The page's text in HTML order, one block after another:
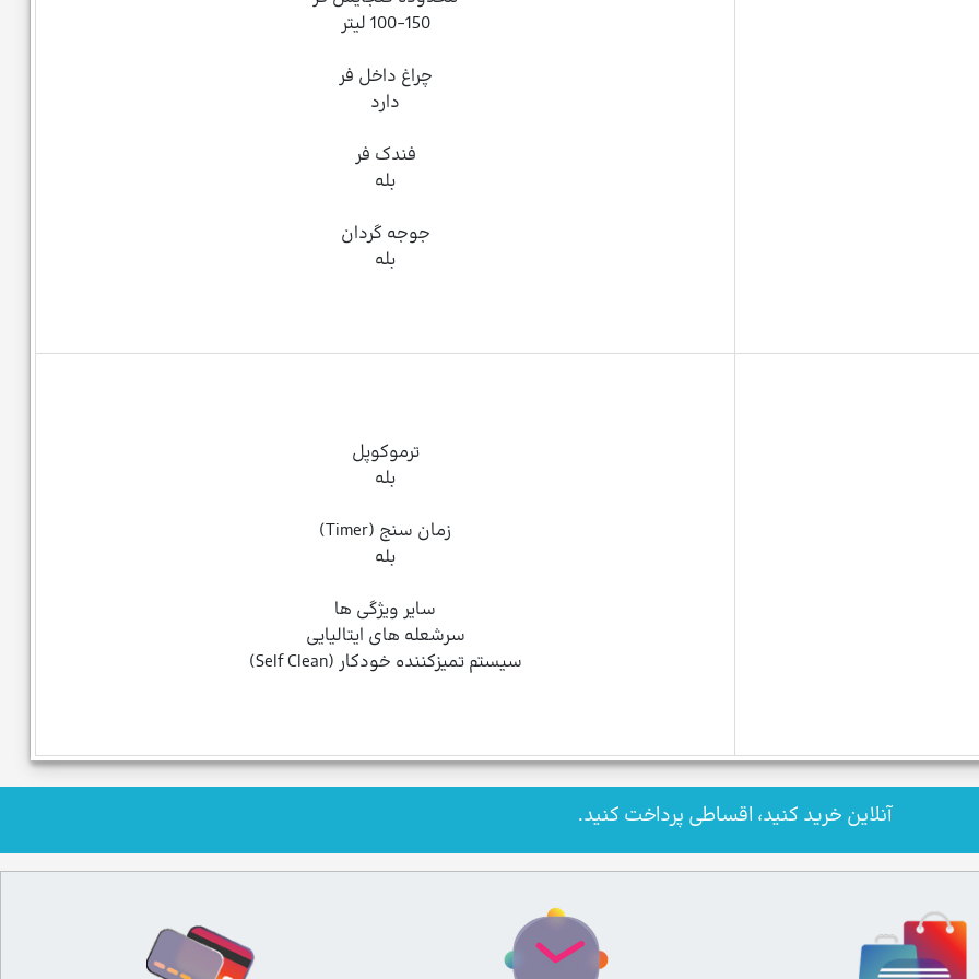
100-150 لیتر
چراغ داخل فر
دارد
فندک فر
بله
جوجه گردان
بله
ترموکوپل
بله
زمان سنج (Timer)
بله
سایر ویژگی ها
سرشعله های ایتالیایی
سیستم تمیزکننده خودکار (Self Clean)
آنلاین خرید کنید، اقساطی پرداخت کنید.